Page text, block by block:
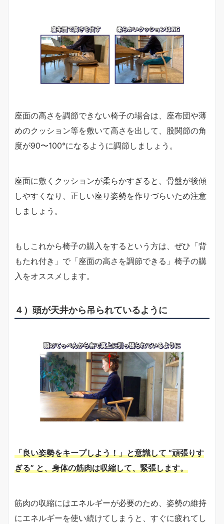
座面の高さを調節できない椅子の場合は、座布団や薄
めのクッション等を敷いて高さを出して、股関節の角
度が90〜100°になるように調節しましょう。
座面に敷くクッションが柔らかすぎると、骨盤が後傾
しやすくなり、正しい座り姿勢を作りづらいため注意
しましょう。
もしこれから椅子の購入をするという方は、ぜひ「背
もたれ付き」で「座面の高さを調節できる」椅子の購
入をオススメします。
４）頭が天井から吊られているように
「良い姿勢をキープしよう！」と意識して “頑張りす
ぎる” と、身体の筋肉は収縮して、緊張します。
筋肉の収縮にはエネルギーが必要のため、姿勢の維持
にエネルギーを使い続けてしまうと、すぐに疲れてし